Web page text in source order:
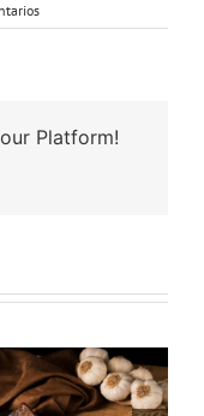
Platform!
Receta saludable: